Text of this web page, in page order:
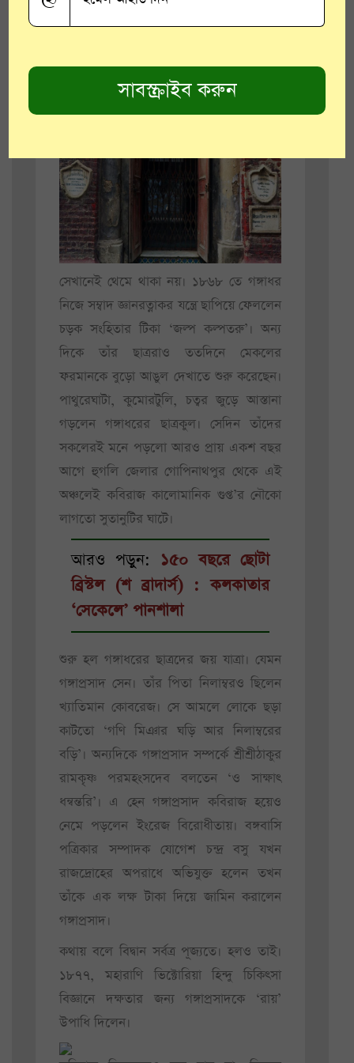
‘প্রতিদ্বন্দ্বিতামূলক আয়ুর্ব্বেদ’ চিকিৎসা পদ্ধতি
পণ্ডিত ছাত্ররা সেদিন কার্যত রাজদ্রোহী। তাঁদের
নেতা গঙ্গাধর কবিরাজ।
সেখানেই থেমে থাকা নয়। ১৮৬৮ তে গঙ্গাধর
নিজে সম্বাদ জ্ঞানরত্নাকর যন্ত্রে ছাপিয়ে ফেললেন
চড়ক সংহিতার টিকা ‘জল্প কল্পতরু’। অন্য
দিকে তাঁর ছাত্ররাও ততদিনে মেকলের
ফরমানকে বুড়ো আঙুল দেখাতে শুরু করেছেন।
পাথুরেঘাটা, কুমোরটুলি, চত্বর জুড়ে আস্তানা
গড়লেন গঙ্গাধরের ছাত্রকুল। সেদিন তাঁদের
সকলেরই মনে পড়লো আরও প্রায় একশ বছর
আগে হুগলি জেলার গোপিনাথপুর থেকে এই
অঞ্চলেই কবিরাজ কালোমানিক গুপ্ত’র নৌকো
লাগতো সুতানুটির ঘাটে।
আরও পড়ুন: ১৫০ বছরে ছোটা
ব্রিস্টল (শ ব্রাদার্স) : কলকাতার
‘সেকেলে’ পানশালা
শুরু হল গঙ্গাধরের ছাত্রদের জয় যাত্রা। যেমন
গঙ্গাপ্রসাদ সেন। তাঁর পিতা নিলাম্বরও ছিলেন
খ্যাতিমান কোবরেজ। সে আমলে লোকে ছড়া
কাটতো ‘গণি মিঞার ঘড়ি আর নিলাম্বরের
বড়ি’। অন্যদিকে গঙ্গাপ্রসাদ সম্পর্কে শ্রীশ্রীঠাকুর
রামকৃষ্ণ পরমহংসদেব বলতেন ‘ও সাক্ষাৎ
ধন্বন্তরি’। এ হেন গঙ্গাপ্রসাদ কবিরাজ হয়েও
নেমে পড়লেন ইংরেজ বিরোধীতায়। বঙ্গবাসি
পত্রিকার সম্পাদক যোগেশ চন্দ্র বসু যখন
রাজদ্রোহের অপরাধে অভিযুক্ত হলেন তখন
তাঁকে এক লক্ষ টাকা দিয়ে জামিন করালেন
গঙ্গাপ্রসাদ।
কথায় বলে বিদ্বান সর্বত্র পূজ্যতে। হলও তাই।
১৮৭৭, মহারাণি ভিক্টোরিয়া হিন্দু চিকিৎসা
বিজ্ঞানে দক্ষতার জন্য গঙ্গাপ্রসাদকে ‘রায়’
উপাধি দিলেন।